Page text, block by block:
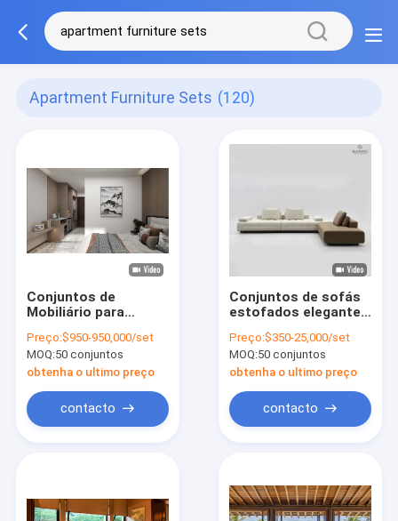
Apartment Furniture Sets (120)
Conjuntos de
Mobiliário para
Lacado Laminado
HDF para
Apartamentos
Pequenos
Preço:$950-950,000/set
MOQ:50 conjuntos
obtenha o ultimo preço
contacto
Conjuntos de sofás
estofados elegantes
OEM/ODM com
estrutura de madeira
maciça para um
estilo simples,
oferecendo
elegância e conforto.
Preço:$350-25,000/set
MOQ:50 conjuntos
obtenha o ultimo preço
contacto